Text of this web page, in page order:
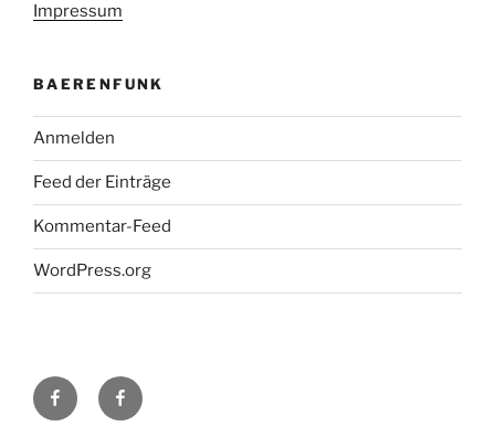
Impressum
BAERENFUNK
Anmelden
Feed der Einträge
Kommentar-Feed
WordPress.org
H48
bei
Facebook-
Gruppe